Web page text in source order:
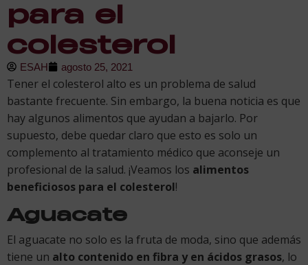
para el
colesterol
ESAH agosto 25, 2021
Tener el colesterol alto es un problema de salud
bastante frecuente. Sin embargo, la buena noticia es que
hay algunos alimentos que ayudan a bajarlo. Por
supuesto, debe quedar claro que esto es solo un
complemento al tratamiento médico que aconseje un
profesional de la salud. ¡Veamos los alimentos
beneficiosos para el colesterol!
Aguacate
El aguacate no solo es la fruta de moda, sino que además
tiene un alto contenido en fibra y en ácidos grasos, lo